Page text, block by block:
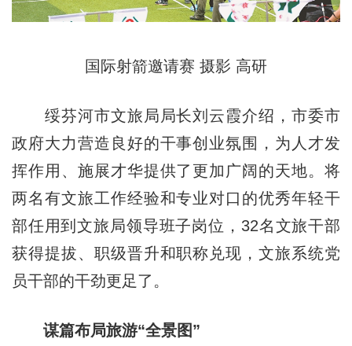
国际射箭邀请赛 摄影 高研
绥芬河市文旅局局长刘云霞介绍，市委市
政府大力营造良好的干事创业氛围，为人才发
挥作用、施展才华提供了更加广阔的天地。将
两名有文旅工作经验和专业对口的优秀年轻干
部任用到文旅局领导班子岗位，32名文旅干部
获得提拔、职级晋升和职称兑现，文旅系统党
员干部的干劲更足了。
谋篇布局旅游“全景图”